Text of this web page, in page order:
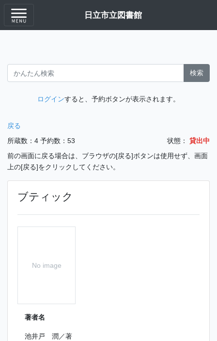
日立市立図書館
検索
ログインすると、予約ボタンが表示されます。
戻る
所蔵数：4 予約数：53 状態：
貸出中
前の画面に戻る場合は、ブラウザの[戻る]ボタンは使用せず、画面
上の[戻る]をクリックしてください。
ブティック
No image
著者名
池井戸 潤／著